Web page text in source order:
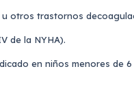
otros trastornos
de la NYHA).
en niños menores de 6